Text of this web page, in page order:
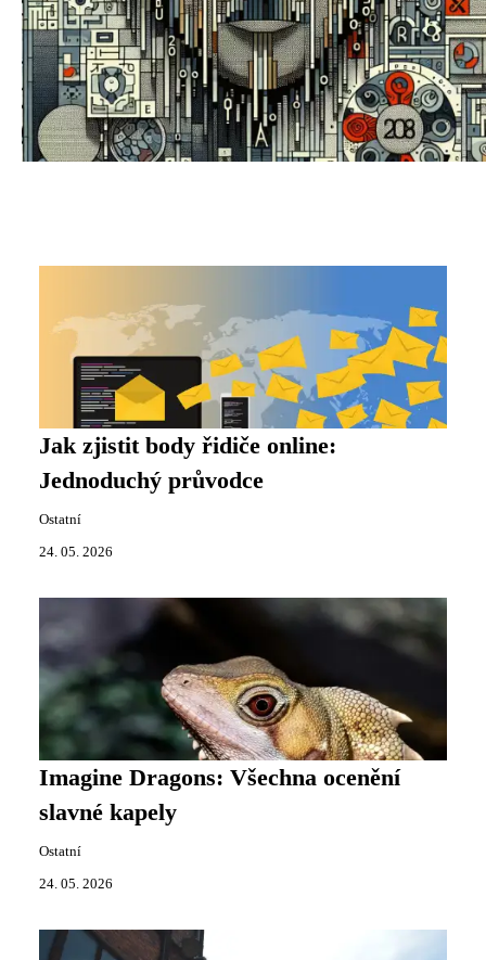
Jak zjistit body řidiče online:
Jednoduchý průvodce
Ostatní
24. 05. 2026
Imagine Dragons: Všechna ocenění
slavné kapely
Ostatní
24. 05. 2026